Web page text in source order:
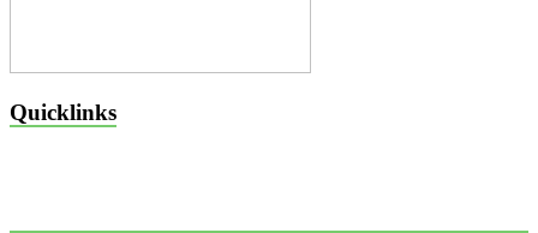
Quicklinks